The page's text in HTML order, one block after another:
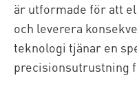
är utformade för att
och leverera
teknologi tjänar en
precisionsutrustning